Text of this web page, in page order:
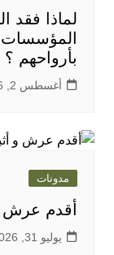
لماذا فقد
المؤسسات
بأرواحهم ؟
أغسطس 2, 2026
مدونات
أقدم عرش
يوليو 31, 2026